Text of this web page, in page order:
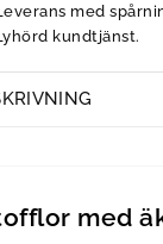
med
kundtjänst.
med